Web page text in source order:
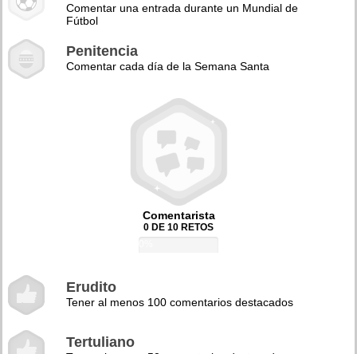
Comentar una entrada durante un Mundial de
Fútbol
Penitencia
Comentar cada día de la Semana Santa
Comentarista
0 DE 10 RETOS
Erudito
Tener al menos 100 comentarios destacados
Tertuliano